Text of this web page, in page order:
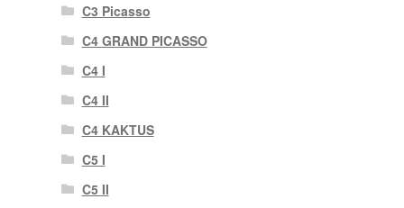
C3 Picasso
C4 GRAND PICASSO
C4 I
C4 II
C4 KAKTUS
C5 I
C5 II